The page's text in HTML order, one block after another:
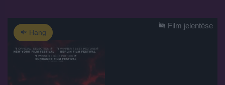
Hang
Film jelentése